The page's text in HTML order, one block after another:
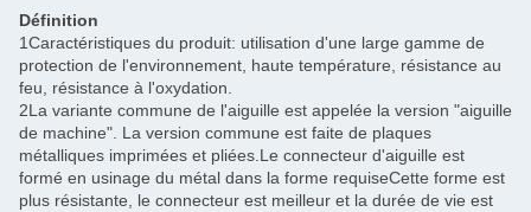
Définition
1Caractéristiques du produit: utilisation d'une large gamme de
protection de l'environnement, haute température, résistance au
feu, résistance à l'oxydation.
2La variante commune de l'aiguille est appelée la version "aiguille
de machine". La version commune est faite de plaques
métalliques imprimées et pliées.Le connecteur d'aiguille est
formé en usinage du métal dans la forme requiseCette forme est
plus résistante, le connecteur est meilleur et la durée de vie est